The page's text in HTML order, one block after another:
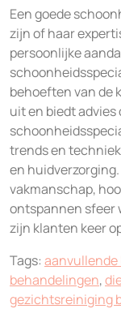
Een goede
zijn of haar
persoonlijke
behoeften van de
uit en biedt
trends en
en
vakmanschap,
ontspannen sfeer
zijn klanten keer
Tags:
behandelingen,
gezichtsreiniging